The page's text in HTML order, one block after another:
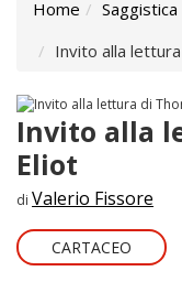
Home Saggistica
Invito alla
Invito alla
Eliot
di Valerio Fissore
CARTACEO